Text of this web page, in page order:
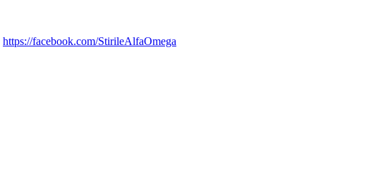
https://facebook.com/StirileAlfaOmega